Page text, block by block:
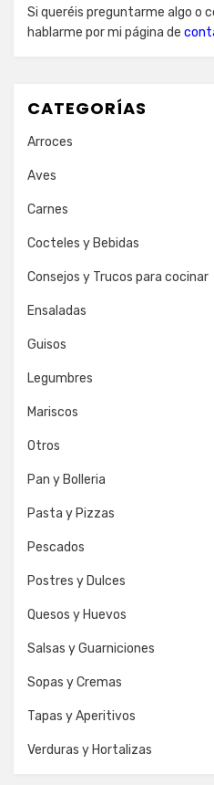
Si queréis preguntarme algo o
hablarme por mi página de
CATEGORÍAS
Arroces
Aves
Carnes
Cocteles y Bebidas
Consejos y Trucos para cocinar
Ensaladas
Guisos
Legumbres
Mariscos
Otros
Pan y Bolleria
Pasta y Pizzas
Pescados
Postres y Dulces
Quesos y Huevos
Salsas y Guarniciones
Sopas y Cremas
Tapas y Aperitivos
Verduras y Hortalizas